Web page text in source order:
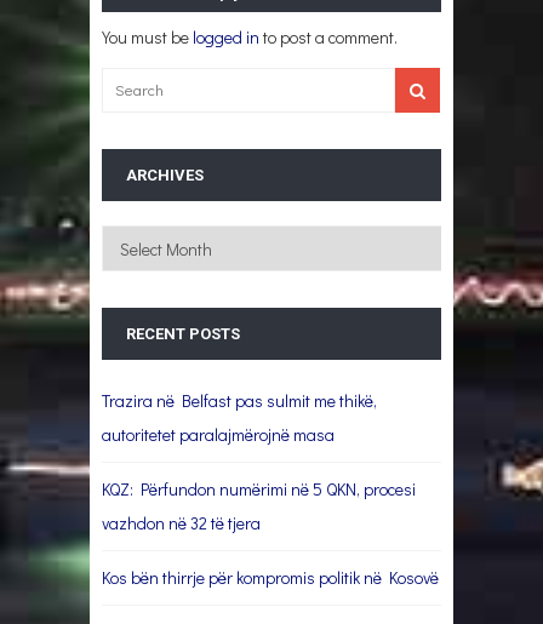
You must be logged in to post a comment.
ARCHIVES
Archives
RECENT POSTS
Trazira në Belfast pas sulmit me thikë,
autoritetet paralajmërojnë masa
KQZ: Përfundon numërimi në 5 QKN, procesi
vazhdon në 32 të tjera
Kos bën thirrje për kompromis politik në Kosovë